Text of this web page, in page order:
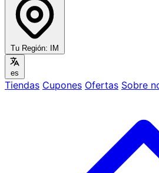
Tu Región: IM
es
Tiendas Cupones Ofertas Sobre